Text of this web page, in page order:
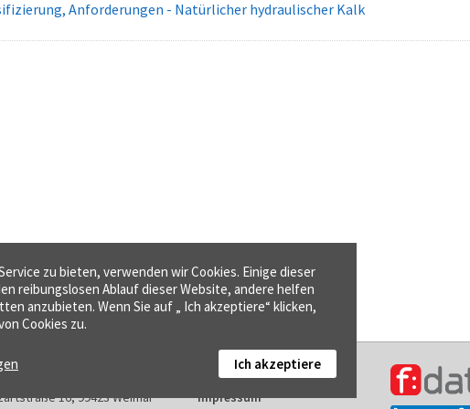
Anforderungen - Natürlicher hydraulischer Kalk
GmbH
16, 99423 Weimar
Kontakt
Impressum
zu bieten, verwenden wir Cookies. Einige dieser
reibungslosen Ablauf dieser Website, andere helfen
anzubieten. Wenn Sie auf „ Ich akzeptiere“ klicken,
Cookies zu.
Ich akzeptiere